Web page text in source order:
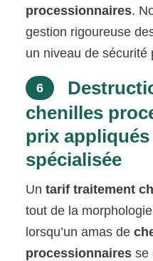
processionnaires.
gestion rigoureuse
un niveau de sécurité
6
chenilles
prix
spécialisée
Untarif traitement
tout de la
lorsqu’un amas de
processionnaires se